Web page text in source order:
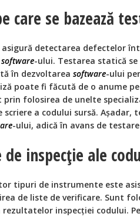
care se bazează
detectarea defectelor
software-ului. Testarea statică
în dezvoltarea software-ului
poate fi făcută de o anume
folosirea de unelte
scriere a codului sursă.
-ului, adică în avans de
de inspecţie ale
tipuri de instrumente este
de liste de verificare. Sunt
rezultatelor inspecţiei codului.